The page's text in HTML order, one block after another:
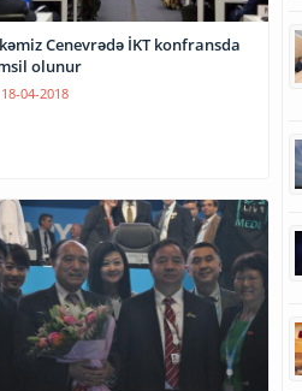
Cenevrədə İKT konfransda
olunur
18-04-2018